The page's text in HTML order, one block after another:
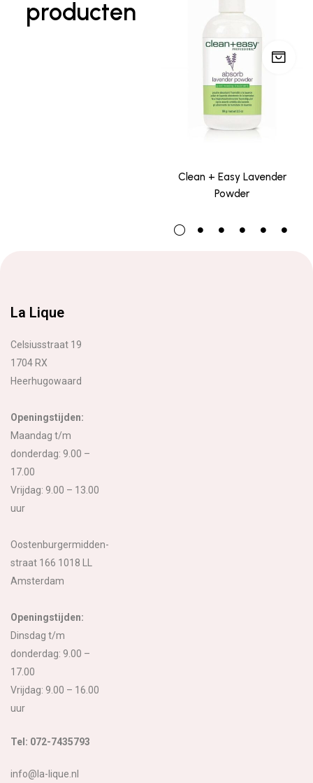
producten
Clean + Easy Lavender
Powder
La Lique
Celsiusstraat 19
1704 RX
Heerhugowaard
Openingstijden:
Maandag t/m
donderdag: 9.00 –
17.00
Vrijdag: 9.00 – 13.00
uur
Oostenburgermidden-
straat 166 1018 LL
Amsterdam
Openingstijden:
Dinsdag t/m
donderdag: 9.00 –
17.00
Vrijdag: 9.00 – 16.00
uur
Tel: 072-7435793
info@la-lique.nl